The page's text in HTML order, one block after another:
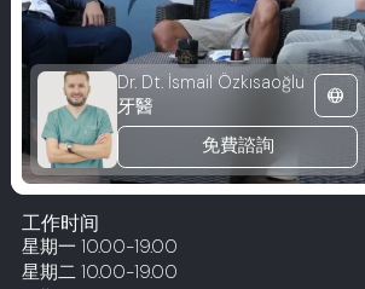
Dr. Dt. İsmail Özkısaoğlu
牙醫
language
免費諮詢
工作时间
星期一 10.00-19.00
星期二10.00-19.00